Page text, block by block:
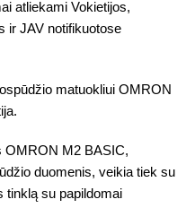
atliekami Vokietijos,
ir JAV notifikuotose
matuokliui OMRON
OMRON M2 BASIC,
duomenis, veikia tiek su
tinklą su papildomai